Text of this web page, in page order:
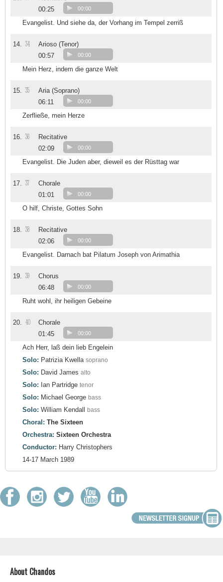
00:25
00:00
Evangelist. Und siehe da, der Vorhang im Tempel zerriß
14. 34
Arioso (Tenor)
00:57
00:00
Mein Herz, indem die ganze Welt
15. 35
Aria (Soprano)
06:11
00:00
Zerfließe, mein Herze
16. 36
Recitative
02:09
00:00
Evangelist. Die Juden aber, dieweil es der Rüsttag war
17. 37
Chorale
01:01
00:00
O hilf, Christe, Gottes Sohn
18. 38
Recitative
02:06
00:00
Evangelist. Darnach bat Pilatum Joseph von Arimathia
19. 39
Chorus
06:48
00:00
Ruht wohl, ihr heiligen Gebeine
20. 40
Chorale
01:45
00:00
Ach Herr, laß dein lieb Engelein
Solo: Patrizia Kwella soprano
Solo: David James alto
Solo: Ian Partridge tenor
Solo: Michael George bass
Solo: William Kendall bass
Choral: The Sixteen
Orchestra: Sixteen Orchestra
Conductor: Harry Christophers
14-17 March 1989
About Chandos